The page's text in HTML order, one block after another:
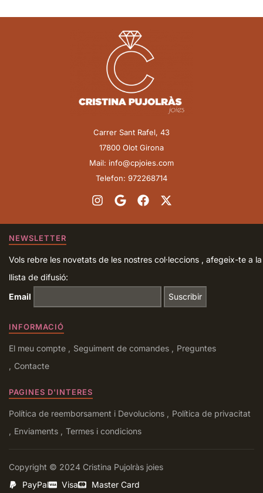
Carrer Sant Rafel, 43
17800 Olot Girona
Mail: info@cpjoies.com
Telefon: 972268714
NEWSLETTER
Vols rebre les novetats de les nostres col·leccions , afegeix-te a la
llista de difusió:
Email
INFORMACIÓ
El meu compte Seguiment de comandes
Preguntes
Contacte
PAGINES D'INTERES
Política de reemborsament i Devolucions
Política de privacitat
Enviaments
Termes i condicions
Copyright © 2024 Cristina Pujolràs joies
PayPal
Visa Master Card